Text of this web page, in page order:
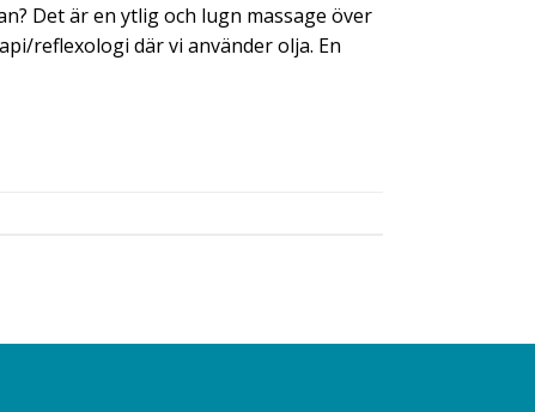
Det är en ytlig och lugn massage över
reflexologi där vi använder olja. En